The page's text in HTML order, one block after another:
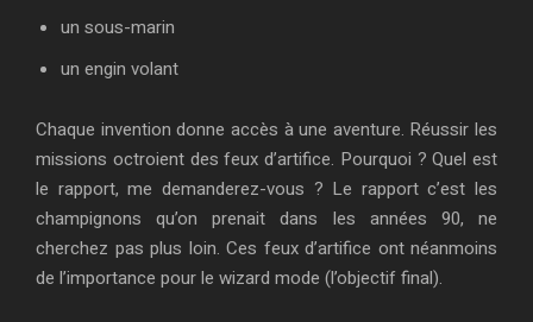
un sous-marin
un engin volant
Chaque invention donne accès à une aventure. Réussir les
missions octroient des feux d’artifice. Pourquoi ? Quel est
le rapport, me demanderez-vous ? Le rapport c’est les
champignons qu’on prenait dans les années 90, ne
cherchez pas plus loin. Ces feux d’artifice ont néanmoins
de l’importance pour le wizard mode (l’objectif final).